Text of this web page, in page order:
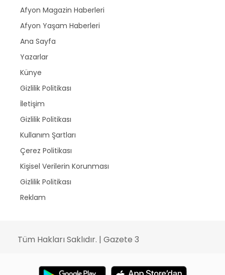
Afyon Magazin Haberleri
Afyon Yaşam Haberleri
Ana Sayfa
Yazarlar
Künye
Gizlilik Politikası
İletişim
Gizlilik Politikası
Kullanım Şartları
Çerez Politikası
Kişisel Verilerin Korunması
Gizlilik Politikası
Reklam
Tüm Hakları Saklıdır. | Gazete 3